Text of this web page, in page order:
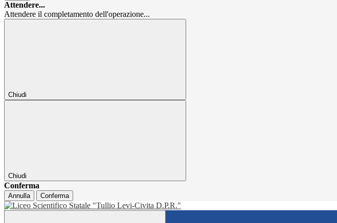
Attendere...
Attendere il completamento dell'operazione...
Chiudi
Chiudi
Conferma
Annulla Conferma